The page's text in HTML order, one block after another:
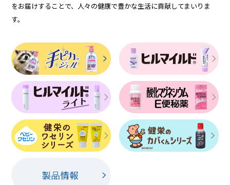
をお届けすることで、人々の健康で豊かな生活に貢献してまいりま
す。